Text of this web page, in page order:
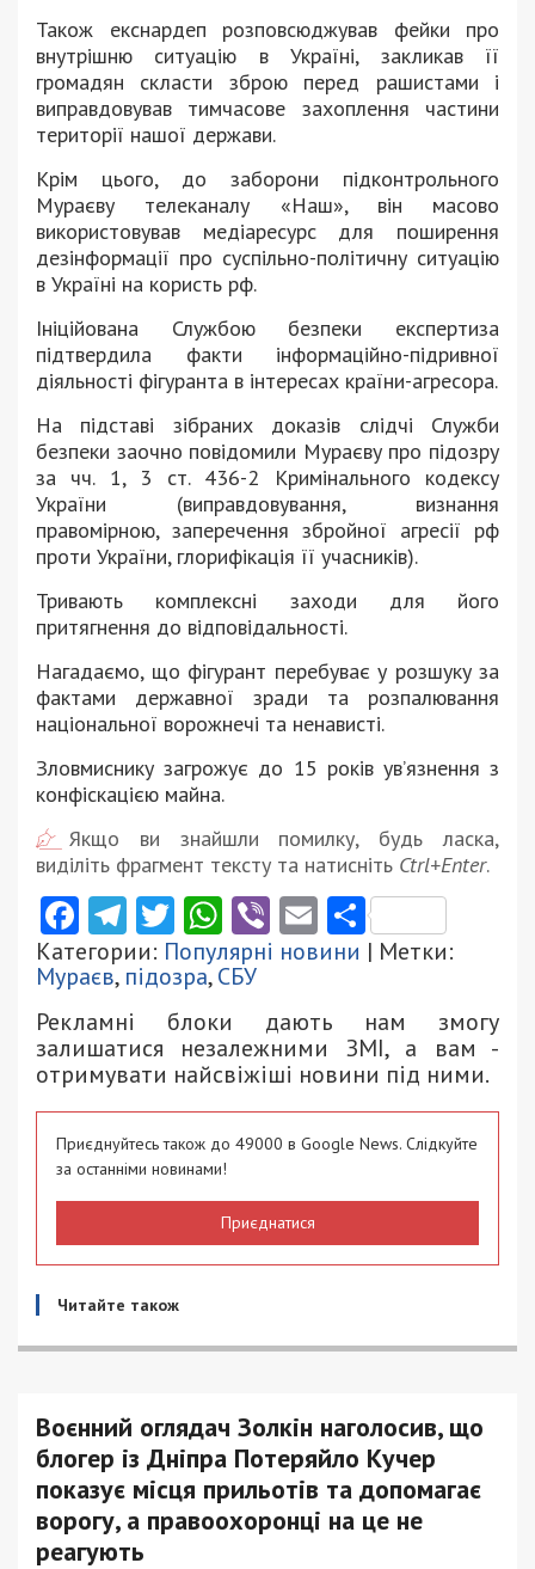
Також екснардеп розповсюджував фейки про
внутрішню ситуацію в Україні, закликав її
громадян скласти зброю перед рашистами і
виправдовував тимчасове захоплення частини
території нашої держави.
Крім цього, до заборони підконтрольного
Мураєву телеканалу «Наш», він масово
використовував медіаресурс для поширення
дезінформації про суспільно-політичну ситуацію
в Україні на користь рф.
Ініційована Службою безпеки експертиза
підтвердила факти інформаційно-підривної
діяльності фігуранта в інтересах країни-агресора.
На підставі зібраних доказів слідчі Служби
безпеки заочно повідомили Мураєву про підозру
за чч. 1, 3 ст. 436-2 Кримінального кодексу
України (виправдовування, визнання
правомірною, заперечення збройної агресії рф
проти України, глорифікація її учасників).
Тривають комплексні заходи для його
притягнення до відповідальності.
Нагадаємо, що фігурант перебуває у розшуку за
фактами державної зради та розпалювання
національної ворожнечі та ненависті.
Зловмиснику загрожує до 15 років ув’язнення з
конфіскацією майна.
Якщо ви знайшли помилку, будь ласка,
виділіть фрагмент тексту та натисніть Ctrl+Enter.
Facebook
Telegram
Twitter
WhatsApp
ViberEmail
Категории: Популярні новини | Метки:
Мураєв, підозра,СБУ
Рекламні блоки дають нам змогу
залишатися незалежними ЗМІ, а вам -
отримувати найсвіжіші новини під ними.
Приєднуйтесь також до 49000 в Google News. Слідкуйте
за останніми новинами!
Приєднатися
Читайте також
Воєнний оглядач Золкін наголосив, що
блогер із Дніпра Потеряйло Кучер
показує місця прильотів та допомагає
ворогу, а правоохоронці на це не
реагують